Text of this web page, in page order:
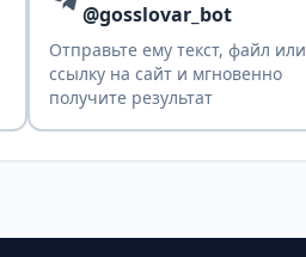
@gosslovar_bot
Отправьте ему текст, файл или
ссылку на сайт и мгновенно
получите результат